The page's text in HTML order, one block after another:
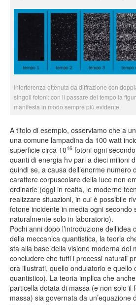
interferenza ottenuta da diffrazione con
singoli fotoni: con il passare del tempo la
manifesta in modo sempre più evidente.
A titolo di esempio, osserviamo che a
una comune lampadina da 100 watt
superficie circa 1016 fotoni ogni
quanti di energia hν pari a dieci milioni
quindi se, a causa dell’enorme numero
carattere corpuscolare della luce non
ordinarie (oggi in realtà, le moderne
realizzare situazioni, in cui è possibile
fotone incidente in media ogni secondo
naturalmente solo in laboratorio).
Pochi anni dopo l’introduzione dell’idea
della meccanica quantistica, la teoria
sta alla base della visione moderna del
concludere che tutti i processi naturali
ora illustrati, quello ondulatorio e quello
quantistico). La teoria implica che
particella dotata di massa (e non solo il
massa) sia governata da un’equazione